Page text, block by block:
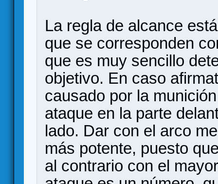
La regla de alcance
que se corresponden
que es muy sencillo
objetivo. En caso
causado por la
ataque en la parte
lado. Dar con el arco
más potente, puesto
al contrario con el